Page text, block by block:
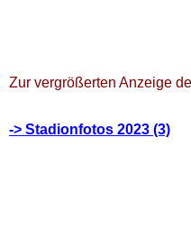
Zur vergrößerten Anzeige
-> Stadionfotos 2023 (3)